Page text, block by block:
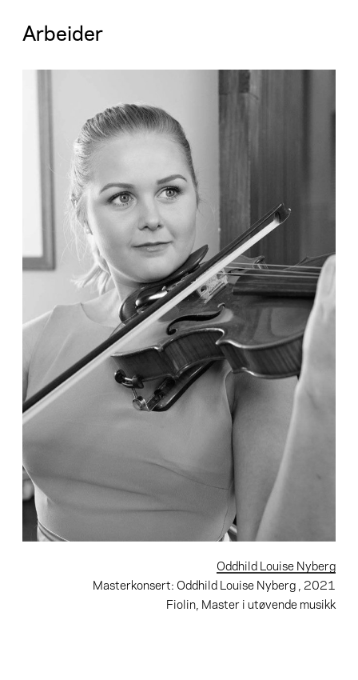
Arbeider
Oddhild Louise Nyberg
Masterkonsert: Oddhild Louise Nyberg , 2021
Fiolin, Master i utøvende musikk